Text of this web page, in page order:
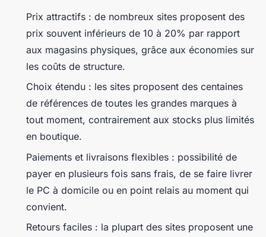
Prix attractifs : de nombreux sites proposent des
prix souvent inférieurs de 10 à 20% par rapport
aux magasins physiques, grâce aux économies sur
les coûts de structure.
Choix étendu : les sites proposent des centaines
de références de toutes les grandes marques à
tout moment, contrairement aux stocks plus limités
en boutique.
Paiements et livraisons flexibles : possibilité de
payer en plusieurs fois sans frais, de se faire livrer
le PC à domicile ou en point relais au moment qui
convient.
Retours faciles : la plupart des sites proposent une